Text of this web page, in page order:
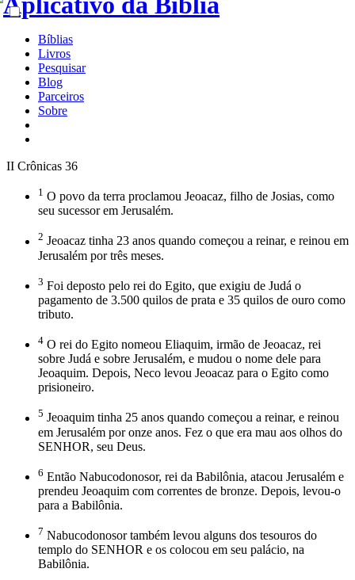
Bíblias
Livros
Pesquisar
Blog
Parceiros
Sobre
II Crônicas 36
1 O povo da terra proclamou Jeoacaz, filho de Josias, como
seu sucessor em Jerusalém.
2 Jeoacaz tinha 23 anos quando começou a reinar, e reinou em
Jerusalém por três meses.
3 Foi deposto pelo rei do Egito, que exigiu de Judá o
pagamento de 3.500 quilos de prata e 35 quilos de ouro como
tributo.
4 O rei do Egito nomeou Eliaquim, irmão de Jeoacaz, rei
sobre Judá e sobre Jerusalém, e mudou o nome dele para
Jeoaquim. Depois, Neco levou Jeoacaz para o Egito como
prisioneiro.
5 Jeoaquim tinha 25 anos quando começou a reinar, e reinou
em Jerusalém por onze anos. Fez o que era mau aos olhos do
SENHOR, seu Deus.
6 Então Nabucodonosor, rei da Babilônia, atacou Jerusalém e
prendeu Jeoaquim com correntes de bronze. Depois, levou-o
para a Babilônia.
7 Nabucodonosor também levou alguns dos tesouros do
templo do SENHOR e os colocou em seu palácio, na
Babilônia.